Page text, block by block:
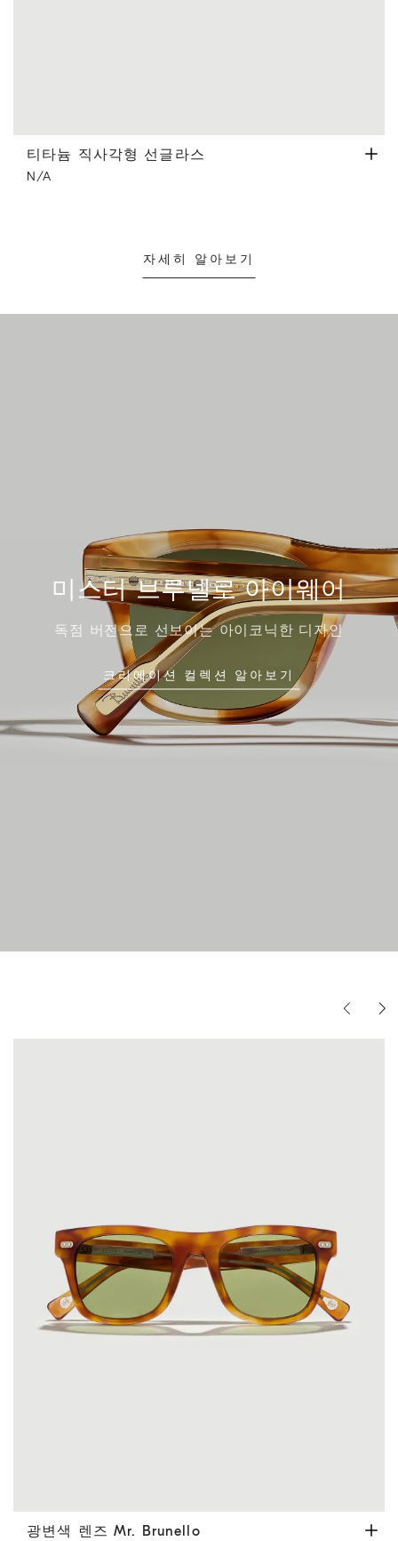
티타늄 직사각형 선글라스 브라운
티타늄 직사각형 선글라스
N/A
자세히 알아보기
미스터 브루넬로 아이웨어
독점 버전으로 선보이는 아이코닉한 디자인
크리에이션 컬렉션 알아보기
광변색 렌즈 Mr. Brunello 하바나
광변색 렌즈 Mr. Brunello